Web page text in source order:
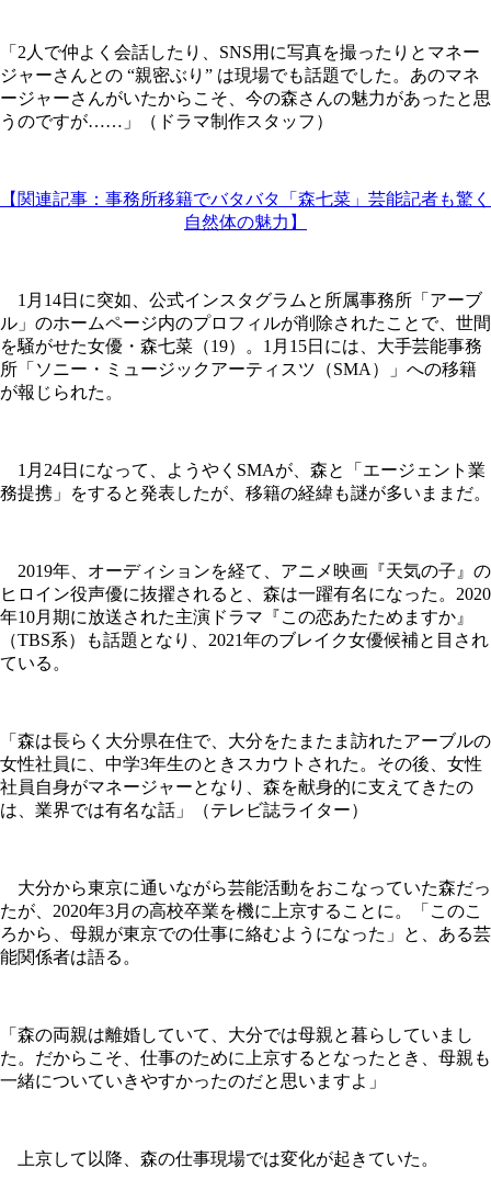
「2人で仲よく会話したり、SNS用に写真を撮ったりとマネー
ジャーさんとの “親密ぶり” は現場でも話題でした。あのマネ
ージャーさんがいたからこそ、今の森さんの魅力があったと思
うのですが……」（ドラマ制作スタッフ）
【関連記事：事務所移籍でバタバタ「森七菜」芸能記者も驚く
自然体の魅力】
1月14日に突如、公式インスタグラムと所属事務所「アーブ
ル」のホームページ内のプロフィルが削除されたことで、世間
を騒がせた女優・森七菜（19）。1月15日には、大手芸能事務
所「ソニー・ミュージックアーティスツ（SMA）」への移籍
が報じられた。
1月24日になって、ようやくSMAが、森と「エージェント業
務提携」をすると発表したが、移籍の経緯も謎が多いままだ。
2019年、オーディションを経て、アニメ映画『天気の子』の
ヒロイン役声優に抜擢されると、森は一躍有名になった。2020
年10月期に放送された主演ドラマ『この恋あたためますか』
（TBS系）も話題となり、2021年のブレイク女優候補と目され
ている。
「森は長らく大分県在住で、大分をたまたま訪れたアーブルの
女性社員に、中学3年生のときスカウトされた。その後、女性
社員自身がマネージャーとなり、森を献身的に支えてきたの
は、業界では有名な話」（テレビ誌ライター）
大分から東京に通いながら芸能活動をおこなっていた森だっ
たが、2020年3月の高校卒業を機に上京することに。「このこ
ろから、母親が東京での仕事に絡むようになった」と、ある芸
能関係者は語る。
「森の両親は離婚していて、大分では母親と暮らしていまし
た。だからこそ、仕事のために上京するとなったとき、母親も
一緒についていきやすかったのだと思いますよ」
上京して以降、森の仕事現場では変化が起きていた。